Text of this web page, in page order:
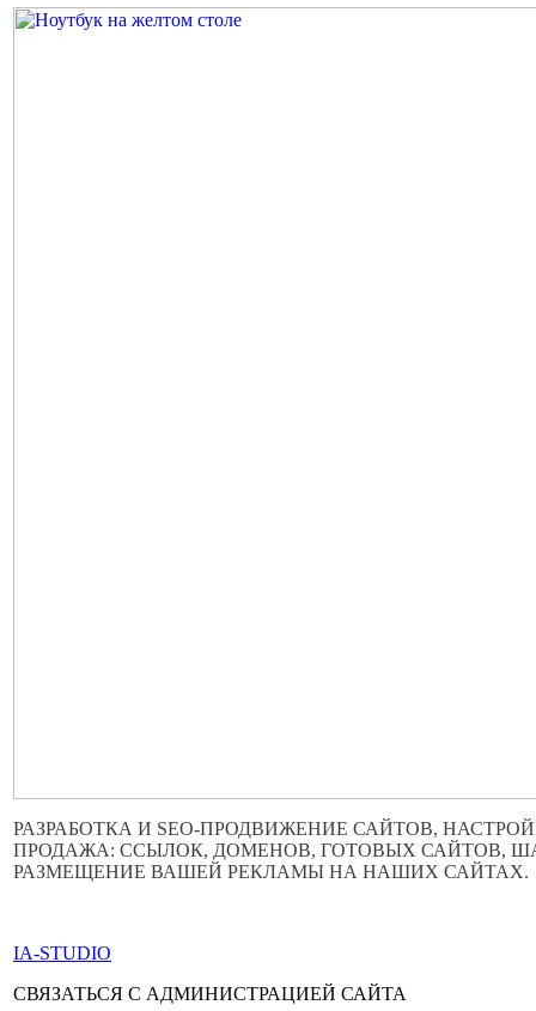
РАЗРАБОТКА И SEO-ПРОДВИЖЕНИЕ САЙТОВ,
ПРОДАЖА: ССЫЛОК, ДОМЕНОВ, ГОТОВЫХ САЙТОВ,
РАЗМЕЩЕНИЕ ВАШЕЙ РЕКЛАМЫ НА НАШИХ САЙТАХ.
IA-STUDIO
СВЯЗАТЬСЯ С АДМИНИСТРАЦИЕЙ САЙТА